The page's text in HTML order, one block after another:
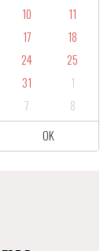
10
11
17
18
24
25
31
1
7
8
OK